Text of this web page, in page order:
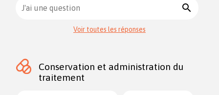
J'ai une question search
Voir toutes les réponses
Conservation et administration du
traitement